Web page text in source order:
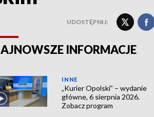
UDOSTĘPNIJ:
INFORMACJE
INNE
„Kurier Opolski” – wydanie
główne, 6 sierpnia 2026.
Zobacz program